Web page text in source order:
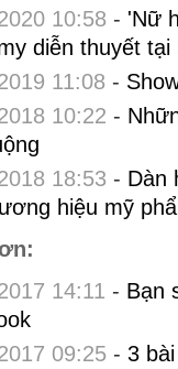
10:58 - 'Nữ
diễn thuyết
11:08 -
10:22 -
18:53 - Dàn
hiệu mỹ
14:11 - Bạn
09:25- 3